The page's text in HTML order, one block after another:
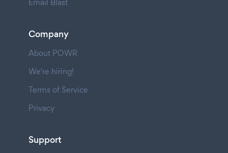
Email Blast
Company
About POWR
We're hiring!
Terms of Service
Privacy
Support